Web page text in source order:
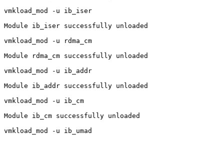
vmkload_mod -u ib_iser
Module ib_iser successfully unloaded
vmkload_mod -u rdma_cm
Module rdma_cm successfully unloaded
vmkload_mod -u ib_addr
Module ib_addr successfully unloaded
vmkload_mod -u ib_cm
Module ib_cm successfully unloaded
vmkload_mod -u ib_umad